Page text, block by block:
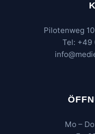
Pilotenweg
Tel: +49
Mo –